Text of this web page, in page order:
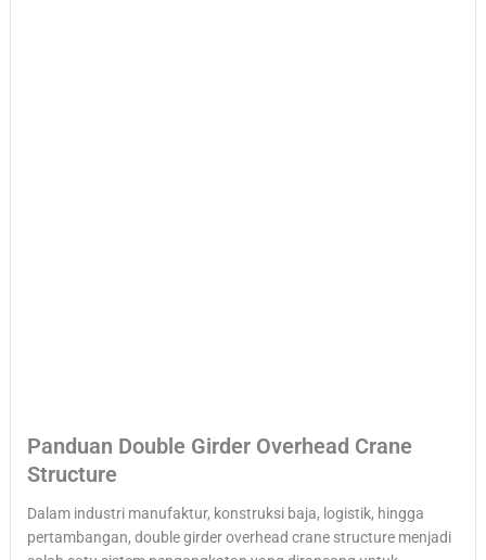
Panduan Double Girder Overhead Crane
Structure
Dalam industri manufaktur, konstruksi baja, logistik, hingga
pertambangan, double girder overhead crane structure menjadi